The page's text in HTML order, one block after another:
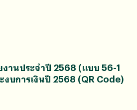
านประจำปี 2568 (แบบ 56-1
บการเงินปี 2568 (QR Code)